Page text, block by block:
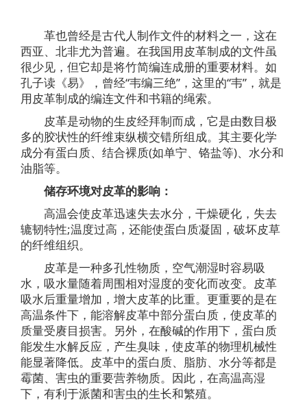
革也曾经是古代人制作文件的材料之一，这在
西亚、北非尤为普遍。在我国用皮革制成的文件虽
很少见，但它却是将竹简编连成册的重要材料。如
孔子读《易》，曾经“韦编三绝”，这里的“韦”，就是
用皮革制成的编连文件和书籍的绳索。
皮革是动物的生皮经拜制而成，它是由数目极
多的胶状性的纤维束纵横交错所组成。其主要化学
成分有蛋白质、结合裸质(如单宁、铬盐等)、水分和
油脂等。
储存环境对皮革的影响：
高温会使皮革迅速失去水分，干燥硬化，失去
辘韧特性;温度过高，还能使蛋白质凝固，破坏皮草
的纤维组织。
皮革是一种多孔性物质，空气潮湿时容易吸
水，吸水量随着周围相对湿度的变化而改变。皮革
吸水后重量增加，增大皮革的比重。更重要的是在
高温条件下，能溶解皮革中部分蛋白质，使皮革的
质量受赓目损害。另外，在酸碱的作用下，蛋白质
能发生水解反应，产生臭味，使皮革的物理机械性
能显著降低。皮革中的蛋白质、脂肪、水分等都是
霉菌、害虫的重要营养物质。因此，在高温高湿
下，有利于派菌和害虫的生长和繁殖。